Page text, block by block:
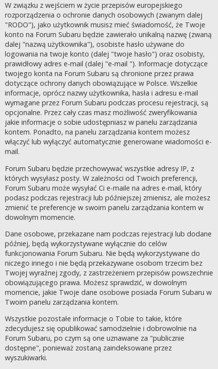
W związku z wejściem w życie przepisów europejskiego
rozporządzenia o ochronie danych osobowych (zwanym dalej
"RODO"), jako użytkownik musisz mieć świadomość, że Twoje
konto na Forum Subaru będzie zawierało unikalną nazwę (zwaną
dalej "nazwą użytkownika"), osobiste hasło używane do
logowania na twoje konto (dalej "twoje hasło") oraz osobisty,
prawidłowy adres e-mail (dalej "e-mail "). Informacje dotyczące
twojego konta na Forum Subaru są chronione przez prawa
dotyczące ochrony danych obowiązujące w Polsce. Wszelkie
informacje, oprócz nazwy użytkownika, hasła i adresu e-mail
wymagane przez Forum Subaru podczas procesu rejestracji, są
opcjonalne. Przez cały czas masz możliwość zweryfikowania
jakie informacje o sobie udostępniasz w panelu zarządzania
kontem. Ponadto, na panelu zarządzania kontem możesz
włączyć lub wyłączyć automatycznie generowane wiadomości e-
mail.
Forum Subaru będzie przechowywać wszystkie adresy IP, z
których wysyłasz posty. W zależności od Twoich preferencji,
Forum Subaru może wysyłać Ci e-maile na adres e-mail, który
podasz podczas rejestracji lub późniejszej zmienisz, ale możesz
zmienić te preferencje w swoim panelu zarządzania kontem w
dowolnym momencie.
Dane osobowe, przekazane nam podczas rejestracji lub dodane
później, będą wykorzystywane wyłącznie do celów
funkcjonowania Forum Subaru. Nie będą wykorzystywane do
niczego innego i nie będą przekazywane osobom trzecim bez
Twojej wyraźnej zgody, z zastrzeżeniem przepisów powszechnie
obowiązującego prawa. Możesz sprawdzić, w dowolnym
momencie, jakie Twoje dane osobowe posiada Forum Subaru w
Twoim panelu zarządzania kontem.
Wszystkie pozostałe informacje o Tobie to takie, które
zdecydujesz się opublikować samodzielnie i dobrowolnie na
Forum Subaru, po czym są one uznawane za "publicznie
dostępne", ponieważ zostaną zaindeksowane przez
wyszukiwarki.